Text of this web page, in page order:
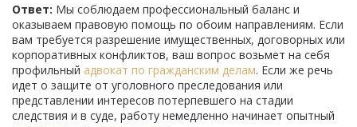
Ответ: Мы соблюдаем профессиональный баланс и
оказываем правовую помощь по обоим направлениям. Если
вам требуется разрешение имущественных, договорных или
корпоративных конфликтов, ваш вопрос возьмет на себя
профильный адвокат по гражданским делам. Если же речь
идет о защите от уголовного преследования или
представлении интересов потерпевшего на стадии
следствия и в суде, работу немедленно начинает опытный